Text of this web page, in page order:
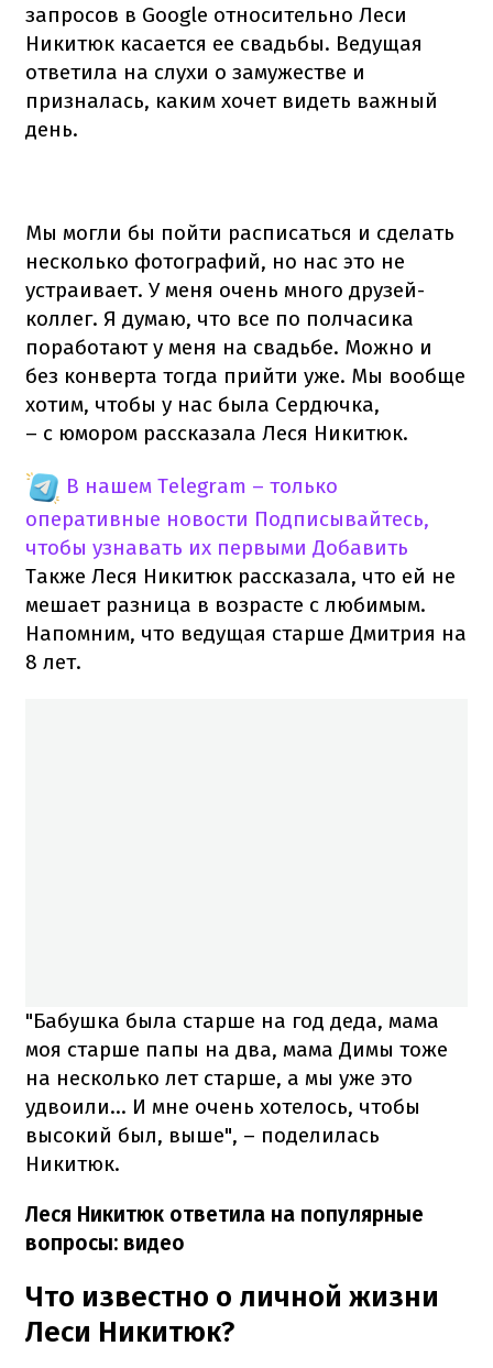
запросов в Google относительно Леси
Никитюк касается ее свадьбы. Ведущая
ответила на слухи о замужестве и
призналась, каким хочет видеть важный
день.
Мы могли бы пойти расписаться и сделать
несколько фотографий, но нас это не
устраивает. У меня очень много друзей-
коллег. Я думаю, что все по полчасика
поработают у меня на свадьбе. Можно и
без конверта тогда прийти уже. Мы вообще
хотим, чтобы у нас была Сердючка,
– с юмором рассказала Леся Никитюк.
В нашем Telegram – только
оперативные новости Подписывайтесь,
чтобы узнавать их первыми Добавить
Также Леся Никитюк рассказала, что ей не
мешает разница в возрасте с любимым.
Напомним, что ведущая старше Дмитрия на
8 лет.
"Бабушка была старше на год деда, мама
моя старше папы на два, мама Димы тоже
на несколько лет старше, а мы уже это
удвоили... И мне очень хотелось, чтобы
высокий был, выше", – поделилась
Никитюк.
Леся Никитюк ответила на популярные
вопросы: видео
Что известно о личной жизни
Леси Никитюк?